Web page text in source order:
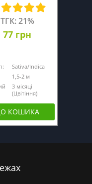
ТГК: 21%
77 грн
Sativa/Indica
1,5-2 м
3 місяці
(Цвітіння)
КОШИКА